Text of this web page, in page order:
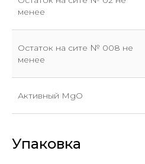
менее
Остаток на сите № 008 не
менее
Активный MgO
Упаковка
Отправить